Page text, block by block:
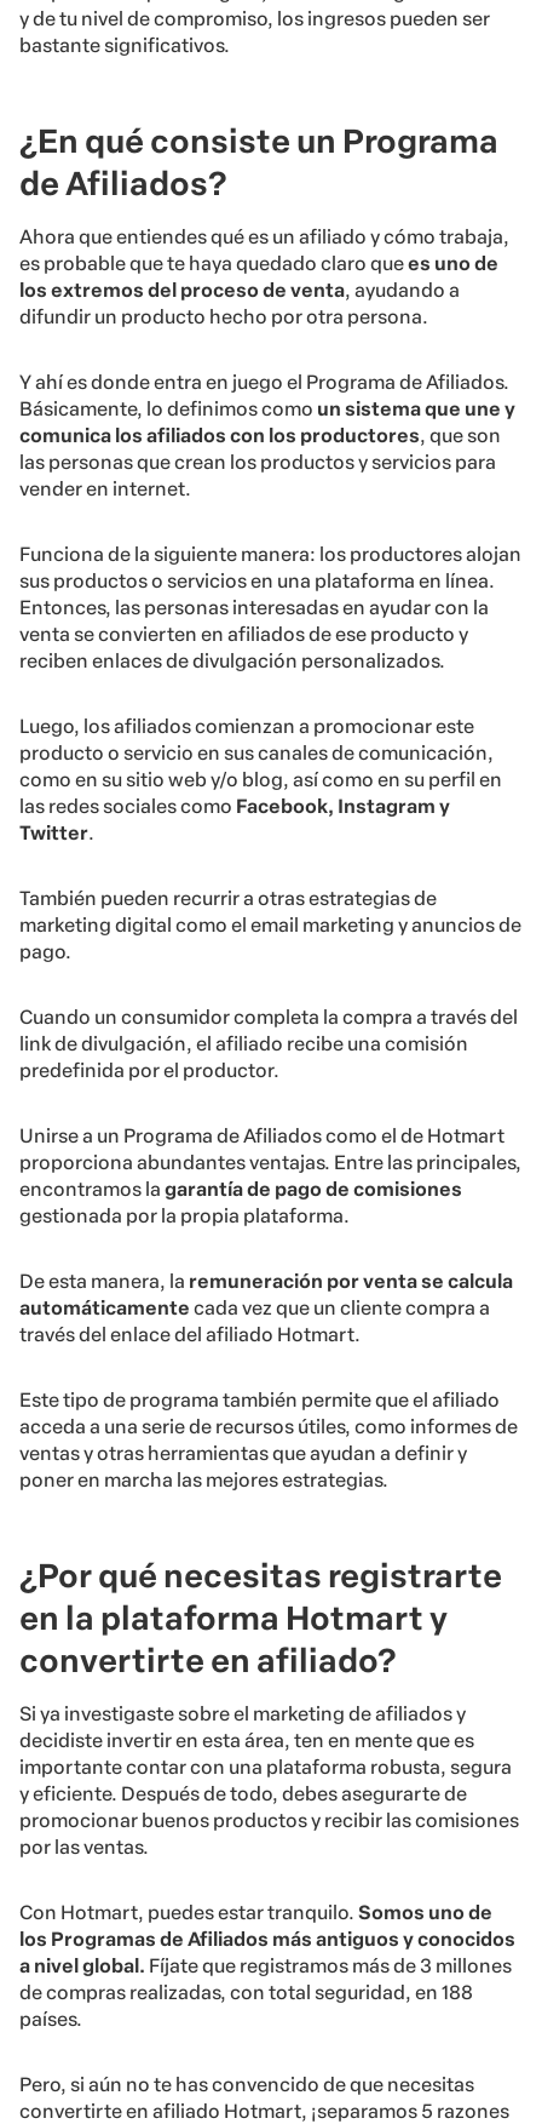
y de tu nivel de compromiso, los ingresos pueden ser
bastante significativos.
¿En qué consiste un Programa
de Afiliados?
Ahora que entiendes qué es un afiliado y cómo trabaja,
es probable que te haya quedado claro quees uno de
los extremos del proceso de venta, ayudando a
difundir un producto hecho por otra persona.
Y ahí es donde entra en juego el Programa de Afiliados.
Básicamente, lo definimos como un sistema que une y
comunica los afiliados con los productores, que son
las personas que crean los productos y servicios para
vender en internet.
Funciona de la siguiente manera: los productores alojan
sus productos o servicios en una plataforma en línea.
Entonces, las personas interesadas en ayudar con la
venta se convierten en afiliados de ese producto y
reciben enlaces de divulgación personalizados.
Luego, los afiliados comienzan a promocionar este
producto o servicio en sus canales de comunicación,
como en su sitio web y/o blog, así como en su perfil en
las redes sociales como Facebook, Instagram y
Twitter.
También pueden recurrir a otras estrategias de
marketing digital como el email marketing y anuncios de
pago.
Cuando un consumidor completa la compra a través del
link de divulgación, el afiliado recibe una comisión
predefinida por el productor.
Unirse a un Programa de Afiliados como el de Hotmart
proporciona abundantes ventajas. Entre las principales,
encontramos la garantía de pago de comisiones
gestionada por la propia plataforma.
De esta manera, la remuneración por venta se calcula
automáticamente cada vez que un cliente compra a
través del enlace del afiliado Hotmart.
Este tipo de programa también permite que el afiliado
acceda a una serie de recursos útiles, como informes de
ventas y otras herramientas que ayudan a definir y
poner en marcha las mejores estrategias.
¿Por qué necesitas registrarte
en la plataforma Hotmart y
convertirte en afiliado?
Si ya investigaste sobre el marketing de afiliados y
decidiste invertir en esta área, ten en mente que es
importante contar con una plataforma robusta, segura
y eficiente. Después de todo, debes asegurarte de
promocionar buenos productos y recibir las comisiones
por las ventas.
Con Hotmart, puedes estar tranquilo. Somos uno de
los Programas de Afiliados más antiguos y conocidos
a nivel global. Fíjate que registramos más de 3 millones
de compras realizadas, con total seguridad, en 188
países.
Pero, si aún no te has convencido de que necesitas
convertirte en afiliado Hotmart, ¡separamos 5 razones